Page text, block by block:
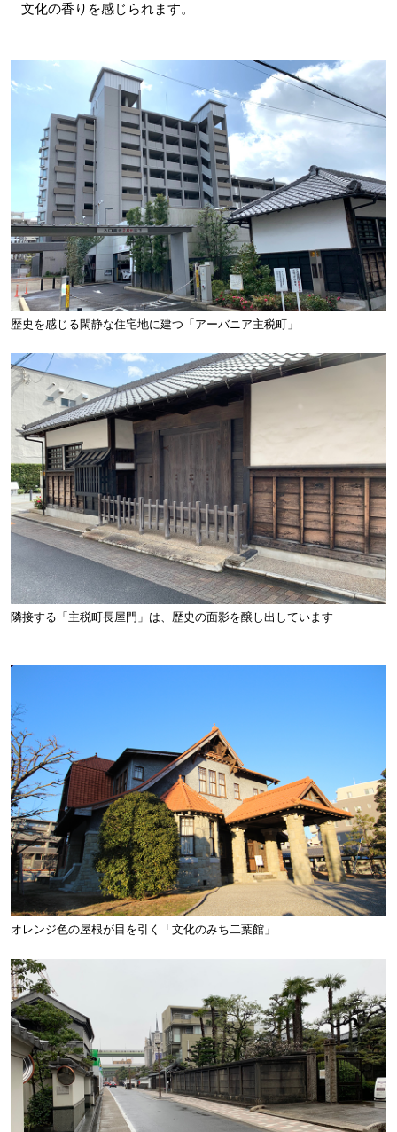
文化の香りを感じられます。
歴史を感じる閑静な住宅地に建つ「アーバニア主税町」
隣接する「主税町長屋門」は、歴史の面影を醸し出しています
オレンジ色の屋根が目を引く「文化のみち二葉館」